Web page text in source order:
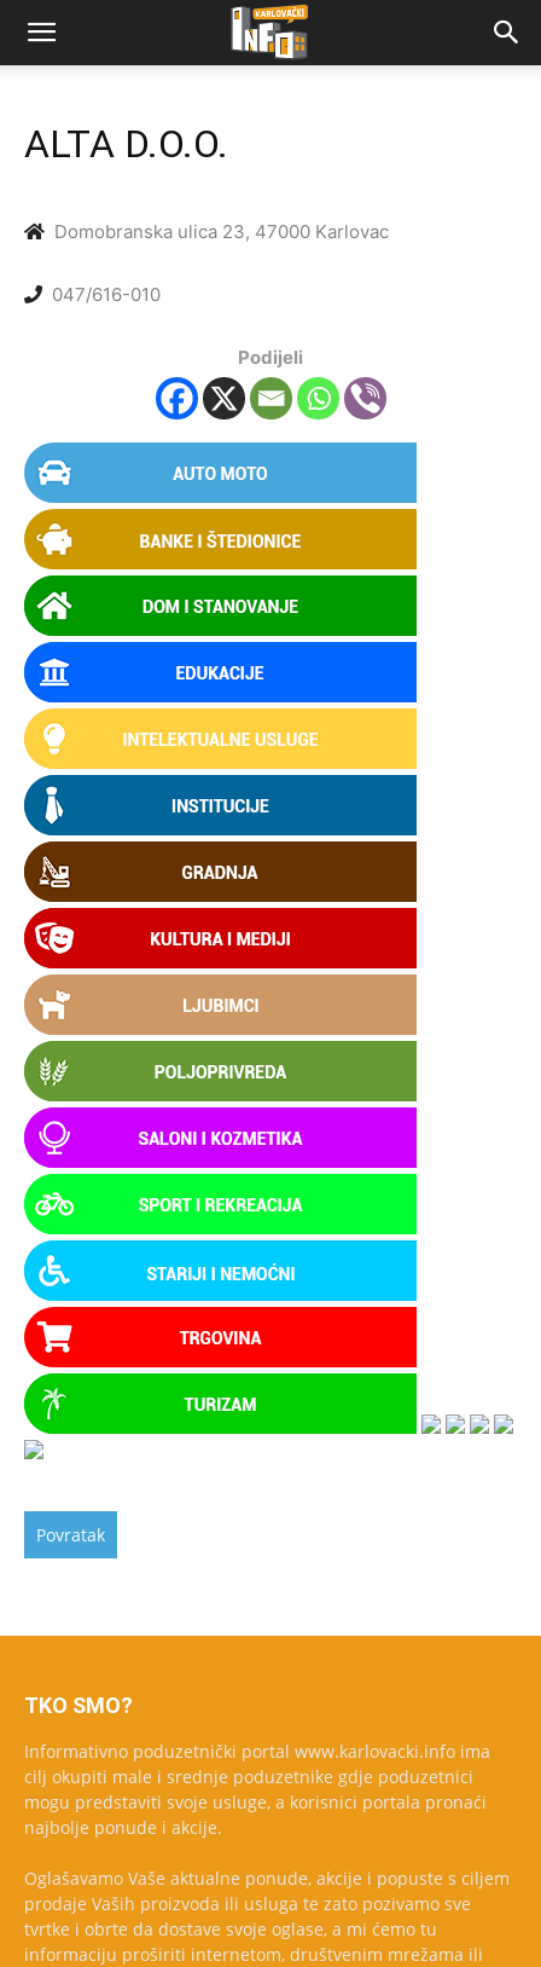
ALTA D.O.O.
Domobranska ulica 23, 47000 Karlovac
047/616-010
Podijeli
TKO SMO?
Informativno poduzetnički portal www.karlovacki.info ima
cilj okupiti male i srednje poduzetnike gdje poduzetnici
mogu predstaviti svoje usluge, a korisnici portala pronaći
najbolje ponude i akcije.
Oglašavamo Vaše aktualne ponude, akcije i popuste s ciljem
prodaje Vaših proizvoda ili usluga te zato pozivamo sve
tvrtke i obrte da dostave svoje oglase, a mi ćemo tu
informaciju proširiti internetom, društvenim mrežama ili